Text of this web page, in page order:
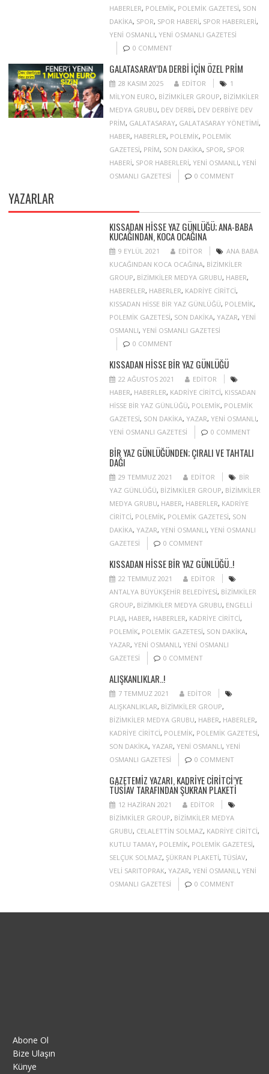
HABERLER, POLEMIK, POLEMIK GAZETESI, SON
DAKIKA, SPOR, SPOR HABERI, SPOR HABERLERI,
YENI OSMANLI, YENI OSMANLI GAZETESI
0 COMMENT
GALATASARAY’DA DERBI IÇIN ÖZEL PRIM
28 KASIM 2025 EDITOR
1
MILYON EURO, BIZIMKILER GROUP, BIZIMKILER
MEDYA GRUBU, DEV DERBI, DEV DERBIYE DEV
PRIM, GALATASARAY, GALATASARAY YÖNETIMI,
HABER, HABERLER, POLEMIK, POLEMIK
GAZETESI, PRIM, SON DAKIKA, SPOR, SPOR
HABERI, SPOR HABERLERI, YENI OSMANLI, YENI
OSMANLI GAZETESI
0 COMMENT
YAZARLAR
KISSADAN HISSE YAZ GÜNLÜĞÜ; ANA-BABA
KUCAĞINDAN, KOCA OCAĞINA
9 EYLÜL 2021 EDITOR
ANA BABA
KUCAĞINDAN KOCA OCAĞINA, BIZIMKILER
GROUP, BIZIMKILER MEDYA GRUBU, HABER,
HABERELER, HABERLER, KADRIYE CIRITCI,
KISSADAN HISSE BIR YAZ GÜNLÜĞÜ, POLEMIK,
POLEMIK GAZETESI, SON DAKIKA, YAZAR, YENI
OSMANLI, YENI OSMANLI GAZETESI
0 COMMENT
KISSADAN HISSE BIR YAZ GÜNLÜĞÜ
22 AĞUSTOS 2021
EDITOR
HABER, HABERLER, KADRIYE CIRITCI, KISSADAN
HISSE BIR YAZ GÜNLÜĞÜ, POLEMIK, POLEMIK
GAZETESI, SON DAKIKA, YAZAR, YENI OSMANLI,
YENI OSMANLI GAZETESI
0 COMMENT
BIR YAZ GÜNLÜĞÜNDEN; ÇIRALI VE TAHTALI
DAĞI
29 TEMMUZ 2021 EDITOR
BIR
YAZ GÜNLÜĞÜ, BIZIMKILER GROUP, BIZIMKILER
MEDYA GRUBU, HABER, HABERLER, KADRIYE
CIRITCI, POLEMIK, POLEMIK GAZETESI, SON
DAKIKA, YAZAR, YENI OSMANLI, YENI OSMANLI
GAZETESI
0 COMMENT
KISSADAN HISSE BIR YAZ GÜNLÜĞÜ..!
22 TEMMUZ 2021
EDITOR
ANTALYA BÜYÜKŞEHIR BELEDIYESI, BIZIMKILER
GROUP, BIZIMKILER MEDYA GRUBU, ENGELLI
PLAJI, HABER, HABERLER, KADRIYE CIRITCI,
POLEMIK, POLEMIK GAZETESI, SON DAKIKA,
YAZAR, YENI OSMANLI, YENI OSMANLI
GAZETESI
0 COMMENT
ALIŞKANLIKLAR..!
7 TEMMUZ 2021
EDITOR
ALIŞKANLIKLAR, BIZIMKILER GROUP,
BIZIMKILER MEDYA GRUBU, HABER, HABERLER,
KADRIYE CIRITCI, POLEMIK, POLEMIK GAZETESI,
SON DAKIKA, YAZAR, YENI OSMANLI, YENI
OSMANLI GAZETESI
0 COMMENT
GAZETEMIZ YAZARI, KADRIYE CIRITCI’YE
TÜSİAV TARAFINDAN ŞÜKRAN PLAKETI
12 HAZIRAN 2021
EDITOR
BIZIMKILER GROUP, BIZIMKILER MEDYA
GRUBU, CELALETTIN SOLMAZ, KADRIYE CIRITCI,
KUTLU TAMAY, POLEMIK, POLEMIK GAZETESI,
SELÇUK SOLMAZ, ŞÜKRAN PLAKETI, TÜSIAV,
VELI SARITOPRAK, YAZAR, YENI OSMANLI, YENI
OSMANLI GAZETESI
0 COMMENT
Abone Ol
Bize Ulaşın
Künye